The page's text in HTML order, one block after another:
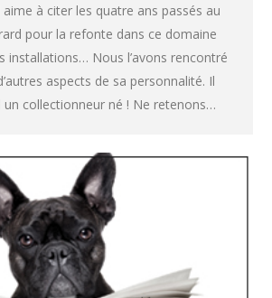
à citer les quatre ans passés au
pour la refonte dans ce domaine
installations… Nous l’avons rencontré
aspects de sa personnalité. Il
un collectionneur né ! Ne retenons…